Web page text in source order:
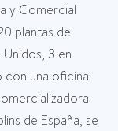
y Comercial
plantas de
3 en
una oficina
de España, se